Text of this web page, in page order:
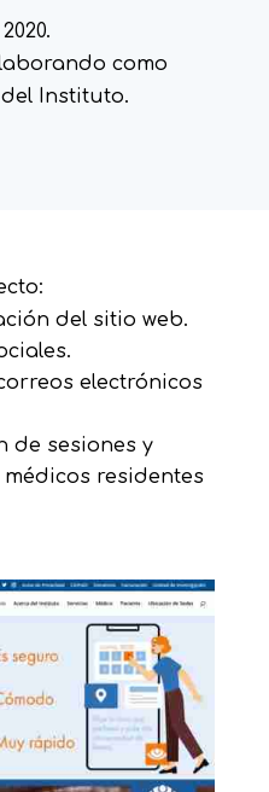
como
Instituto.
del sitio web.
electrónicos
de sesiones y
médicos residentes